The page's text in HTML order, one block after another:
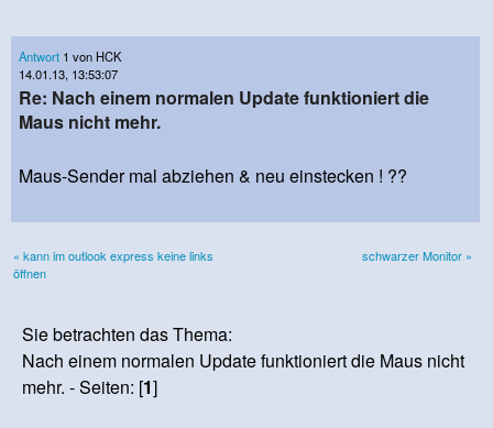
Antwort 1 von HCK
14.01.13, 13:53:07
Re: Nach einem normalen Update funktioniert die
Maus nicht mehr.
Maus-Sender mal abziehen & neu einstecken ! ??
« kann im outlook express keine links
öffnen
schwarzer Monitor »
Sie betrachten das Thema:
Nach einem normalen Update funktioniert die Maus nicht
mehr. - Seiten: [1]